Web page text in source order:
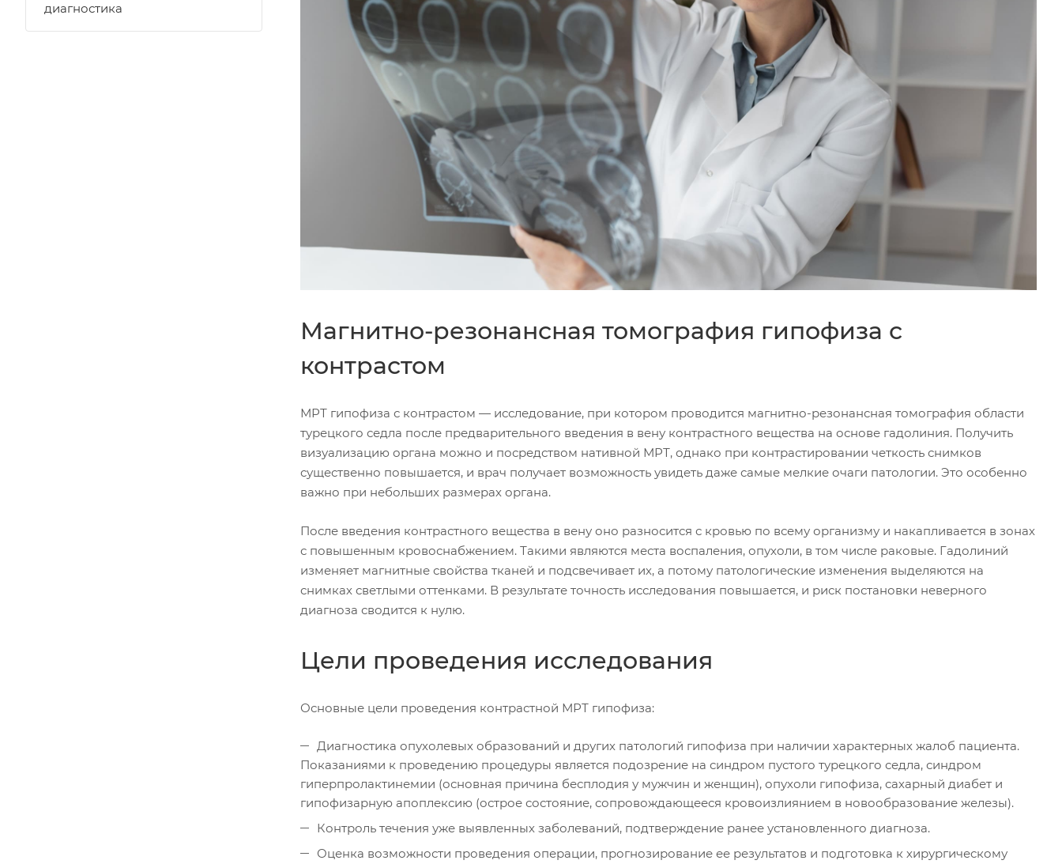
Магнитно-резонансная томография гипофиза с
контрастом
МРТ гипофиза с контрастом — исследование, при котором проводится магнитно-резонансная томография области
турецкого седла после предварительного введения в вену контрастного вещества на основе гадолиния. Получить
визуализацию органа можно и посредством нативной МРТ, однако при контрастировании четкость снимков
существенно повышается, и врач получает возможность увидеть даже самые мелкие очаги патологии. Это особенно
важно при небольших размерах органа.
После введения контрастного вещества в вену оно разносится с кровью по всему организму и накапливается в зонах
с повышенным кровоснабжением. Такими являются места воспаления, опухоли, в том числе раковые. Гадолиний
изменяет магнитные свойства тканей и подсвечивает их, а потому патологические изменения выделяются на
снимках светлыми оттенками. В результате точность исследования повышается, и риск постановки неверного
диагноза сводится к нулю.
Цели проведения исследования
Основные цели проведения контрастной МРТ гипофиза:
Диагностика опухолевых образований и других патологий гипофиза при наличии характерных жалоб пациента.
Показаниями к проведению процедуры является подозрение на синдром пустого турецкого седла, синдром
гиперпролактинемии (основная причина бесплодия у мужчин и женщин), опухоли гипофиза, сахарный диабет и
гипофизарную апоплексию (острое состояние, сопровождающееся кровоизлиянием в новообразование железы).
Контроль течения уже выявленных заболеваний, подтверждение ранее установленного диагноза.
Оценка возможности проведения операции, прогнозирование ее результатов и подготовка к хирургическому
диагностика